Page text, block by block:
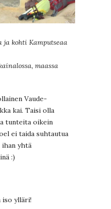
kohti Kamputseaa
maassa
Vaude-
kai. Taisi olla
tunteita oikein
ei taida suhtautua
yhtä
:)
iso ylläri!